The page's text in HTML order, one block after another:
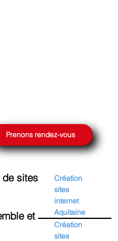
Prenons rendez-vous
sites internet à
et capte vos
Création
sites
internet
Aquitaine
Création
sites